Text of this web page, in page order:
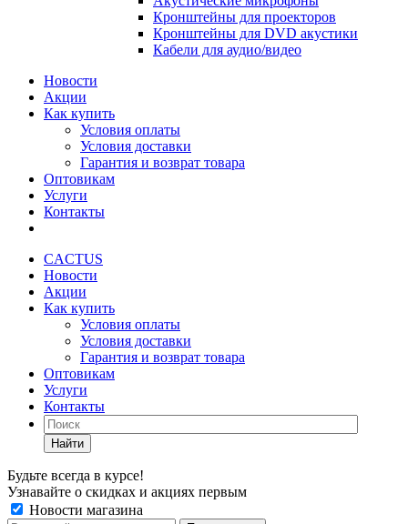
Кронштейны для проекторов
Кронштейны для DVD акустики
Кабели для аудио/видео
Новости
Акции
Как купить
Условия оплаты
Условия доставки
Гарантия и возврат товара
Оптовикам
Услуги
Контакты
CACTUS
Новости
Акции
Как купить
Условия оплаты
Условия доставки
Гарантия и возврат товара
Оптовикам
Услуги
Контакты
Найти
Будьте всегда в курсе!
Узнавайте о скидках и акциях первым
Новости магазина